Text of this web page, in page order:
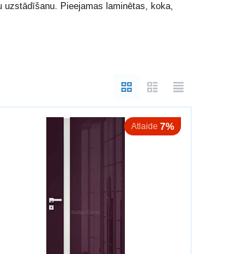
uzstādīšanu. Pieejamas laminētas, koka,
telpai vieglumu un gaismu.
Atlaide 7%